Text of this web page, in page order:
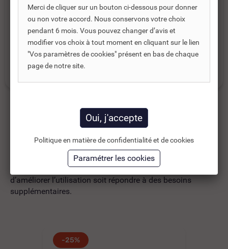
Catégories :
INSERT À GRANULE
INSERT À GRANULE EDILKAMIN
Produits complémentaires
Les produits complémentaires sont généralement des
produits connexes ou associés. Ils vous permettent soit
d’améliorer l’utilisation soit répondre à des besoins
supplémentaires.
-25%
Merci de cliquer sur un bouton ci-dessous pour donner
ou non votre accord. Nous conservons votre choix
pendant 6 mois. Vous pouvez changer d’avis et
modifier vos choix à tout moment en cliquant sur le lien
"Vos paramètres de cookies" présent en bas de chaque
page de notre site.
Politique en matière de confidentialité et de cookies